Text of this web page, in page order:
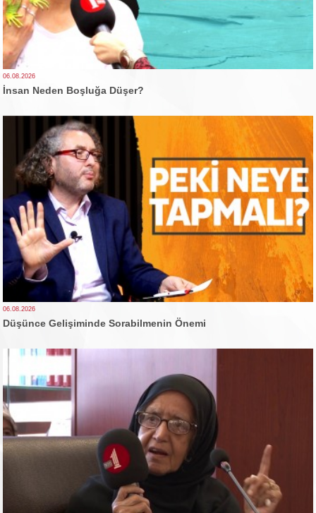
06.08.2026
İnsan Neden Boşluğa Düşer?
06.08.2026
Düşünce Gelişiminde Sorabilmenin Önemi